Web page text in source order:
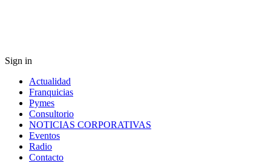
Sign in
Actualidad
Franquicias
Pymes
Consultorio
NOTICIAS CORPORATIVAS
Eventos
Radio
Contacto